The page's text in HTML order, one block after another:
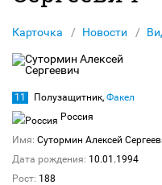
Карточка Новости
11 Полузащитник, Факел
Россия
Имя: Сутормин Алексей
Дата рождения: 10.01.1994
Рост: 188